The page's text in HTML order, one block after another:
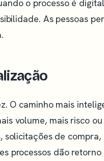
o processo é
As pessoas
O caminho mais
volume, mais risco
de compra,
processos dão